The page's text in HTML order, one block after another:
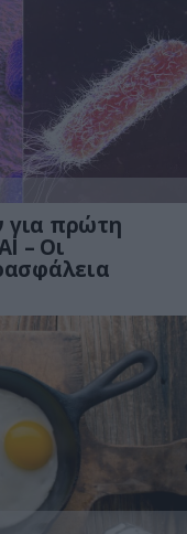
για πρώτη
– Οι